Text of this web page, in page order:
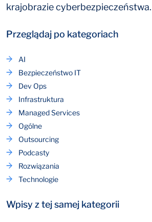
krajobrazie cyberbezpieczeństwa.
Przeglądaj po kategoriach
AI
Bezpieczeństwo IT
Dev Ops
Infrastruktura
Managed Services
Ogólne
Outsourcing
Podcasty
Rozwiązania
Technologie
Wpisy z tej samej kategorii